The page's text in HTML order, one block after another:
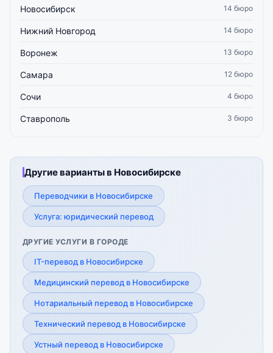
Новосибирск 14 бюро
Нижний Новгород 14 бюро
Воронеж 13 бюро
Самара 12 бюро
Сочи 4 бюро
Ставрополь 3 бюро
Другие варианты в Новосибирске
Переводчики в Новосибирске
Услуга: юридический перевод
ДРУГИЕ УСЛУГИ В ГОРОДЕ
IT-перевод в Новосибирске
Медицинский перевод в Новосибирске
Нотариальный перевод в Новосибирске
Технический перевод в Новосибирске
Устный перевод в Новосибирске